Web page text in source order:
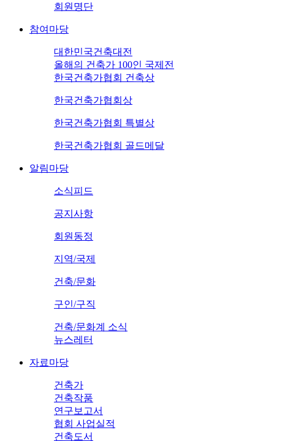
회원명단
참여마당
대한민국건축대전
올해의 건축가 100인 국제전
한국건축가협회 건축상
한국건축가협회상
한국건축가협회 특별상
한국건축가협회 골드메달
알림마당
소식피드
공지사항
회원동정
지역/국제
건축/문화
구인/구직
건축/문화계 소식
뉴스레터
자료마당
건축가
건축작품
연구보고서
협회 사업실적
건축도서